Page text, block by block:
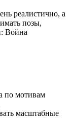
реалистично, а
позы,
Война
по мотивам
масштабные